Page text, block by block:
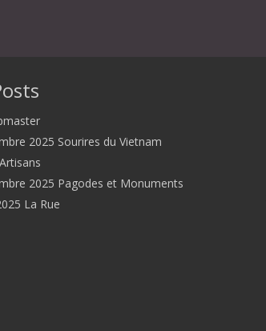
2025 Sourires du Vietnam
2025 Pagodes et Monuments
La Rue